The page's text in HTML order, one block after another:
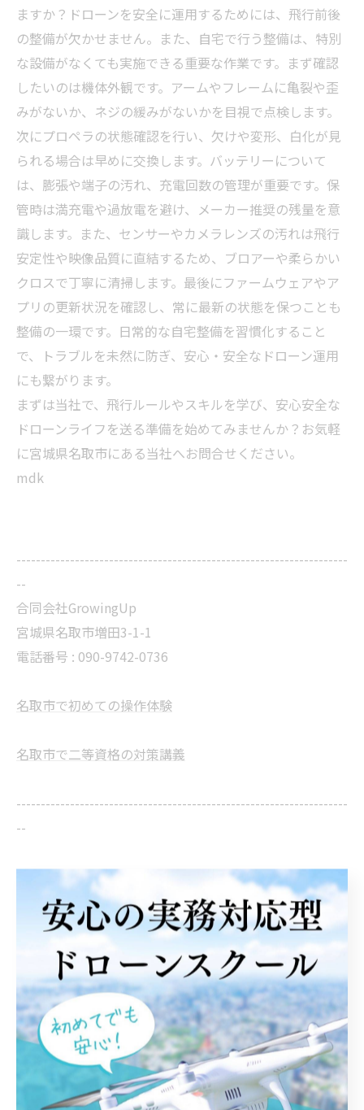
ますか？ドローンを安全に運用するためには、飛行前後
の整備が欠かせません。また、自宅で行う整備は、特別
な設備がなくても実施できる重要な作業です。まず確認
したいのは機体外観です。アームやフレームに亀裂や歪
みがないか、ネジの緩みがないかを目視で点検します。
次にプロペラの状態確認を行い、欠けや変形、白化が見
られる場合は早めに交換します。バッテリーについて
は、膨張や端子の汚れ、充電回数の管理が重要です。保
管時は満充電や過放電を避け、メーカー推奨の残量を意
識します。また、センサーやカメラレンズの汚れは飛行
安定性や映像品質に直結するため、ブロアーや柔らかい
クロスで丁寧に清掃します。最後にファームウェアやア
プリの更新状況を確認し、常に最新の状態を保つことも
整備の一環です。日常的な自宅整備を習慣化すること
で、トラブルを未然に防ぎ、安心・安全なドローン運用
にも繋がります。
まずは当社で、飛行ルールやスキルを学び、安心安全な
ドローンライフを送る準備を始めてみませんか？お気軽
に宮城県名取市にある当社へお問合せください。
mdk
--------------------------------------------------------------------
--
合同会社GrowingUp
宮城県名取市増田3-1-1
電話番号 : 090-9742-0736
名取市で初めての操作体験
名取市で二等資格の対策講義
--------------------------------------------------------------------
--
二等資格
次のページ >
関連タグ
#はじめて #ライセンス講習
#宮城県